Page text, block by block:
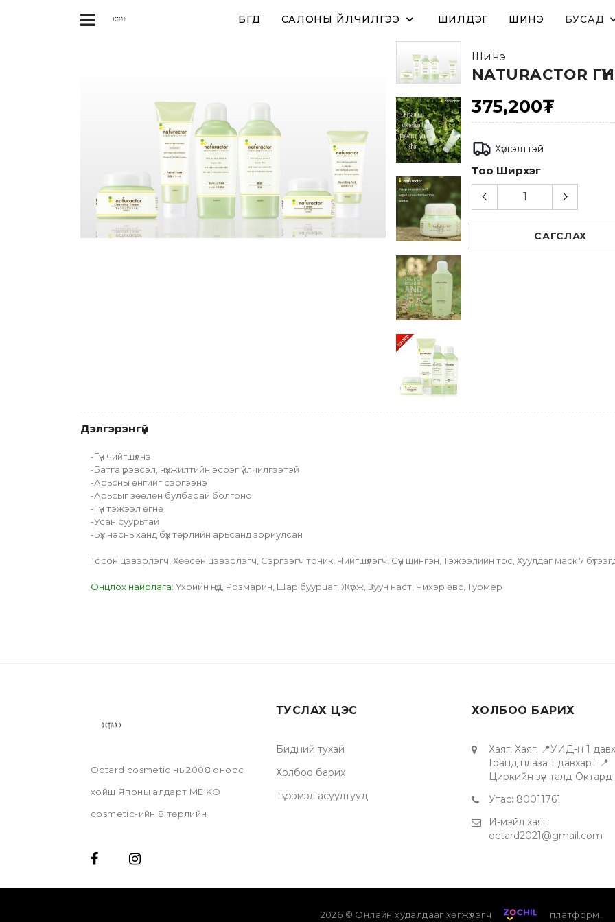
БҮГД САЛОНЫ ҮЙЛЧИЛГЭЭ ШИЛДЭГ ШИНЭ БУСАД
Шинэ
NATURACTOR
375,200₮
Хүргэлттэй
Тоо Ширхэг
САГСЛАХ
Дэлгэрэнгүй
-Гүн чийгшүүлнэ
-Батга үрэвсэл, нүхжилтийн эсрэг үйлчилгээтэй
-Арьсны өнгийг сэргээнэ
-Арьсыг зөөлөн булбарай болгоно
-Гүн тэжээл өгнө
-Усан суурьтай
-Бүх насныханд бүх төрлийн арьсанд зориулсан
Тосон цэвэрлэгч, Хөөсөн цэвэрлэгч, Сэргээгч тоник, Чийгшүүлэгч, Сүүн шингэн, Тэжээлийн тос, Хуулдаг маск 7
Онцлох найрлага: Үхрийн нүд, Розмарин, Шар буурцаг, Жүрж, Зуун наст, Чихэр өвс, Турмер
Octard cosmetic нь 2008 оноос
хойш Японы алдарт MEIKO
cosmetic-ийн 8 төрлийн
Монголд цор ганц албан ёсны
ТУСЛАХ ЦЭС
Бидний тухай
Холбоо барих
Түгээмэл асуултууд
ХОЛБОО БАРИХ
Хаяг: Хаяг: 📍УИД-н 1
Гранд плаза 1 давхарт 📍
Циркийн зүүн талд
Утас: 80011761
И-мэйл хаяг:
octard2021@gmail.com
2026 © Онлайн худалдааг хөгжүүлэгч платформ.